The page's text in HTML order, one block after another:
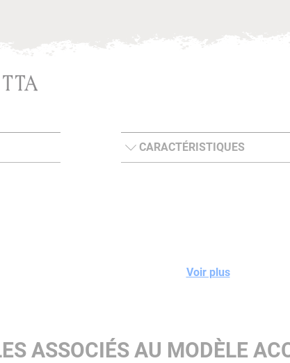
CARACTÉRISTIQUES
Voir plus
ASSOCIÉS AU MODÈLE